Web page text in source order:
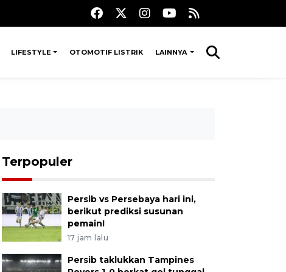
LIFESTYLE OTOMOTIF LISTRIK LAINNYA
Terpopuler
Persib vs Persebaya hari ini,
berikut prediksi susunan
pemain!
17 jam lalu
Persib taklukkan Tampines